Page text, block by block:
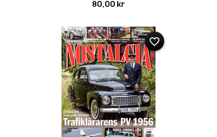
80,00 kr
favorite_border